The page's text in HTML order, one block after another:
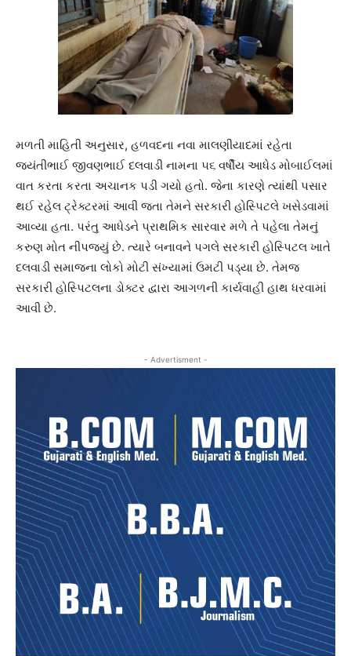
મળતી માહિતી અનુસાર, હળવદના નવા માલણીયાદમાં રહેતા
જયંતીભાઈ જીવણભાઈ દલવાડી નામના ૫૬ વર્ષીય આધેડ મોબાઈલમાં
વાત કરતા કરતા અચાનક પડી ગયો હતો. જેના કારણે ત્યાંથી પસાર
થઈ રહેલ ટ્રેક્ટરમાં આવી જતા તેમને સરકારી હોસ્પિટલે ખસેડવામાં
આવ્યા હતા. પરંતુ આધેડને પ્રાથમિક સારવાર મળે તે પહેલા તેમનું
કરુણ મોત નીપજ્યું છે. ત્યારે બનાવને પગલે સરકારી હોસ્પિટલ ખાતે
દલવાડી સમાજના લોકો મોટી સંખ્યામાં ઉમટી પડ્યા છે. તેમજ
સરકારી હોસ્પિટલના ડોક્ટર દ્વારા આગળની કાર્યવાહી હાથ ધરવામાં
આવી છે.
- Advertisment -